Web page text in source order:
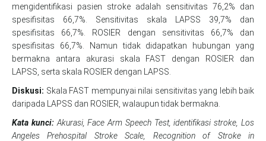
mengidentifikasi pasien stroke adalah sensitivitas 76,2% dan
spesifisitas 66,7%. Sensitivitas skala LAPSS 39,7% dan
spesifisitas 66,7%. ROSIER dengan sensitivitas 66,7% dan
spesifisitas 66,7%. Namun tidak didapatkan hubungan yang
bermakna antara akurasi skala FAST dengan ROSIER dan
LAPSS, serta skala ROSIER dengan LAPSS.
Diskusi: Skala FAST mempunyai nilai sensitivitas yang lebih baik
daripada LAPSS dan ROSIER, walaupun tidak bermakna.
Kata kunci: Akurasi,Face Arm Speech Test, identifikasi stroke,Los
Angeles Prehospital Stroke Scale, Recognition of Stroke in